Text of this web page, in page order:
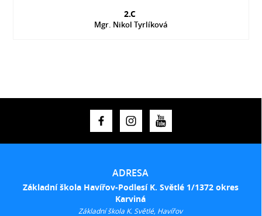
2.C
Mgr. Nikol Tyrlíková
ADRESA
Základní škola Havířov-Podlesí K. Světlé 1/1372 okres
Karviná
Základní škola K. Světlé, Havířov